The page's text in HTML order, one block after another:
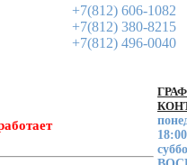
+7(812) 606-1082
+7(812) 380-8215
+7(812) 496-0040
18:00